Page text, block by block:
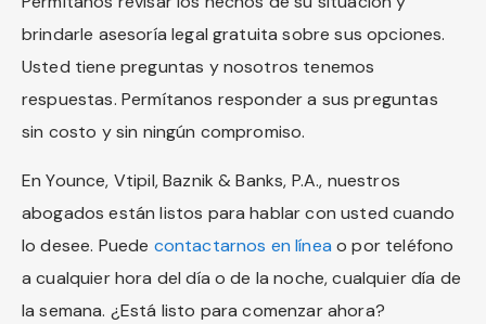
brindarle asesoría legal gratuita sobre sus opciones.
Usted tiene preguntas y nosotros tenemos
respuestas. Permítanos responder a sus preguntas
sin costo y sin ningún compromiso.
En Younce, Vtipil, Baznik & Banks, P.A., nuestros
abogados están listos para hablar con usted cuando
lo desee. Puede contactarnos en línea o por teléfono
a cualquier hora del día o de la noche, cualquier día de
la semana. ¿Está listo para comenzar ahora?